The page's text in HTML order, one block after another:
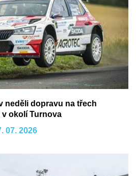
neděli dopravu na třech
v okolí Turnova
07. 2026